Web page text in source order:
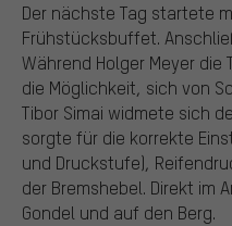
Der nächste Tag startete
Frühstücksbuffet.
Während Holger Meyer
die Möglichkeit, sich von
Tibor Simai widmete sich
sorgte für die korrekte
und Druckstufe),
der Bremshebel. Direkt im
Gondel und auf den Berg.